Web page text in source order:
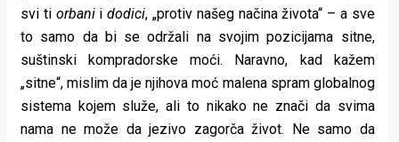
svi ti orbaniidodici, „protiv našeg načina života“ – a sve
to samo da bi se održali na svojim pozicijama sitne,
suštinski kompradorske moći. Naravno, kad kažem
„sitne“, mislim da je njihova moć malena spram globalnog
sistema kojem služe, ali to nikako ne znači da svima
nama ne može da jezivo zagorča život. Ne samo da